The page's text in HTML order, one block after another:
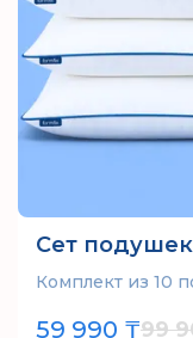
Сет подушек
Комплект из 10
59 990 ₸99